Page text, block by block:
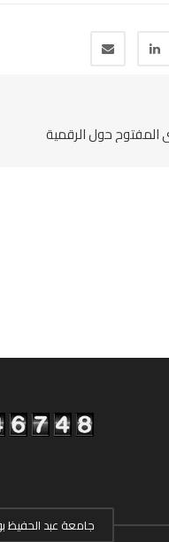
المفتوح حول الرقمية
جامعة عبد الحفيظ